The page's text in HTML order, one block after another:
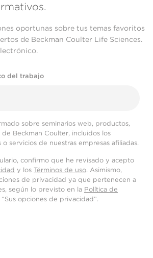
oportunas sobre tus temas favoritos
de Beckman Coulter Life Sciences.
del trabajo
sobre seminarios web, productos,
Beckman Coulter, incluidos los
servicios de nuestras empresas afiliadas.
confirmo que he revisado y acepto
y los Términos de uso. Asimismo,
de privacidad ya que pertenecen a
según lo previsto en la Política de
“Sus opciones de privacidad”.